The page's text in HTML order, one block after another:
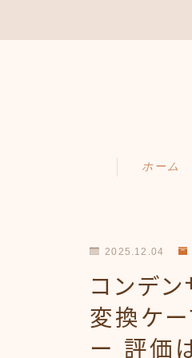
ホーム
2025.12.04
コンデ
変換ケ
ー 評価